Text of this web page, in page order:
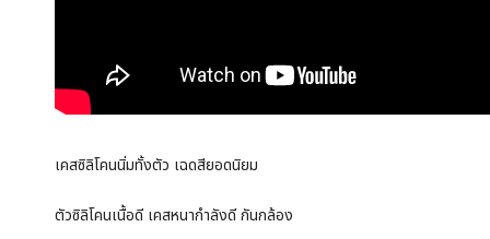
เคสซิลิโคนนิ่มทั้งตัว เฉดสียอดนิยม
ตัวซิลิโคนเนื้อดี เคสหนากำลังดี กันกล้อง